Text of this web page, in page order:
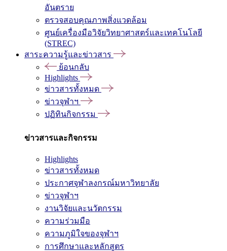
อันตราย
ตรวจสอบคุณภาพสิ่งแวดล้อม
ศูนย์เครื่องมือวิจัยวิทยาศาสตร์และเทคโนโลยี
(STREC)
สาระความรู้และข่าวสาร
ย้อนกลับ
Highlights
ข่าวสารทั้งหมด
ข่าวจุฬาฯ
ปฏิทินกิจกรรม
ข่าวสารและกิจกรรม
Highlights
ข่าวสารทั้งหมด
ประกาศจุฬาลงกรณ์มหาวิทยาลัย
ข่าวจุฬาฯ
งานวิจัยและนวัตกรรม
ความร่วมมือ
ความภูมิใจของจุฬาฯ
การศึกษาและหลักสูตร